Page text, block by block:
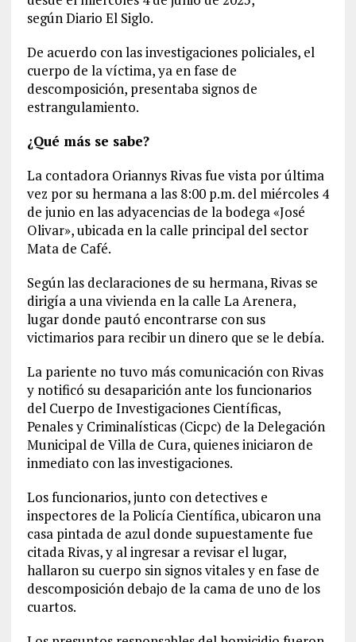
según Diario El Siglo.
De acuerdo con las investigaciones policiales, el
cuerpo de la víctima, ya en fase de
descomposición, presentaba signos de
estrangulamiento.
¿Qué más se sabe?
La contadora Oriannys Rivas fue vista por última
vez por su hermana a las 8:00 p.m. del miércoles 4
de junio en las adyacencias de la bodega «José
Olivar», ubicada en la calle principal del sector
Mata de Café.
Según las declaraciones de su hermana, Rivas se
dirigía a una vivienda en la calle La Arenera,
lugar donde pautó encontrarse con sus
victimarios para recibir un dinero que se le debía.
La pariente no tuvo más comunicación con Rivas
y notificó su desaparición ante los funcionarios
del Cuerpo de Investigaciones Científicas,
Penales y Criminalísticas (Cicpc) de la Delegación
Municipal de Villa de Cura, quienes iniciaron de
inmediato con las investigaciones.
Los funcionarios, junto con detectives e
inspectores de la Policía Científica, ubicaron una
casa pintada de azul donde supuestamente fue
citada Rivas, y al ingresar a revisar el lugar,
hallaron su cuerpo sin signos vitales y en fase de
descomposición debajo de la cama de uno de los
cuartos.